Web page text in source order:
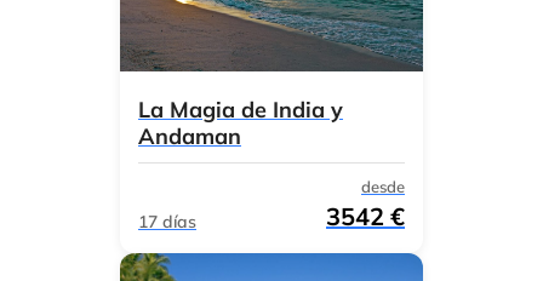
La Magia de India y
Andaman
17 días
desde
3542 €